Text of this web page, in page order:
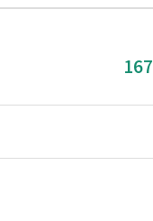
167